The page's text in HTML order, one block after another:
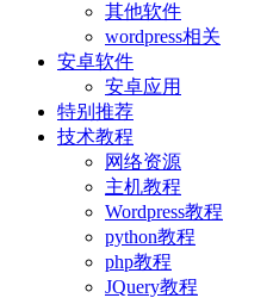
其他软件
wordpress相关
安卓软件
安卓应用
特别推荐
技术教程
网络资源
主机教程
Wordpress教程
python教程
php教程
JQuery教程